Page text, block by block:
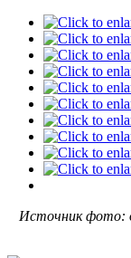
Источник фото: